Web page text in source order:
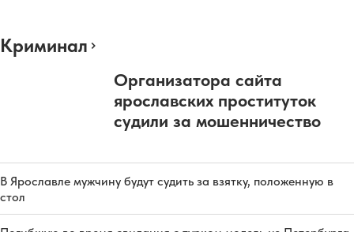
Криминал
Организатора сайта
ярославских проституток
судили за мошенничество
В Ярославле мужчину будут судить за взятку, положенную в
стол